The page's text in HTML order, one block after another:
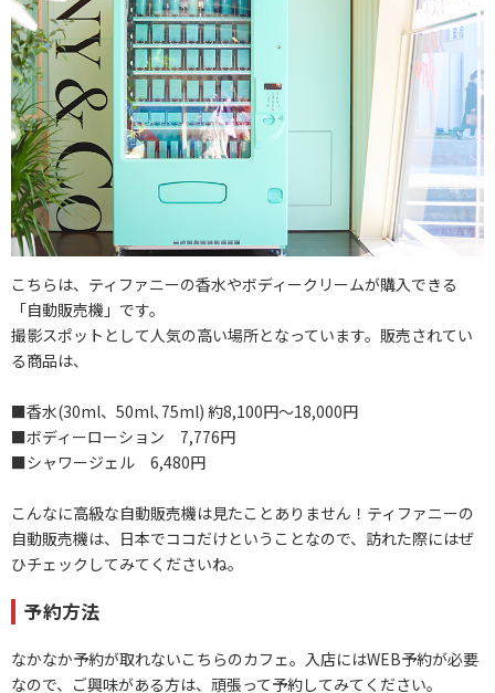
こちらは、ティファニーの香水やボディークリームが購入できる
「自動販売機」です。
撮影スポットとして人気の高い場所となっています。販売されてい
る商品は、
■香水(30ml、50ml､75ml) 約8,100円～18,000円
■ボディーローション 7,776円
■シャワージェル 6,480円
こんなに高級な自動販売機は見たことありません！ティファニーの
自動販売機は、日本でココだけということなので、訪れた際にはぜ
ひチェックしてみてくださいね。
予約方法
なかなか予約が取れないこちらのカフェ。入店にはWEB予約が必要
なので、ご興味がある方は、頑張って予約してみてください。